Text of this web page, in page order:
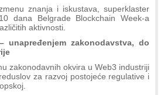
znanja i iskustava, superklaster
dana Belgrade Blockchain Week-a
aktivnosti.
unapređenjem zakonodavstva, do
zakonodavnih okvira u Web3 industriji
za razvoj postojeće regulative i